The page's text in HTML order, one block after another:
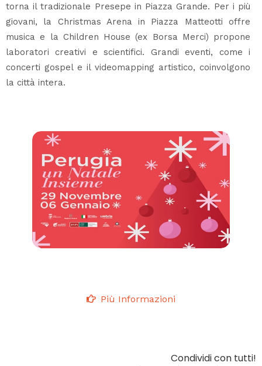
torna il tradizionale Presepe in Piazza Grande. Per i più
giovani, la Christmas Arena in Piazza Matteotti offre
musica e la Children House (ex Borsa Merci) propone
laboratori creativi e scientifici. Grandi eventi, come i
concerti gospel e il videomapping artistico, coinvolgono
la città intera.
Più Informazioni
Condividi con tutti!